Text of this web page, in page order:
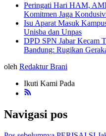
Peringati Hari HAM,
Komitmen Jaga
Isu Aparat Masuk
Unisba dan Unpas
DPD SPN Jabar Kecam
Bandung: Rugikan
oleh Redaktur Brani
Ikuti Kami Pada
Navigasi pos